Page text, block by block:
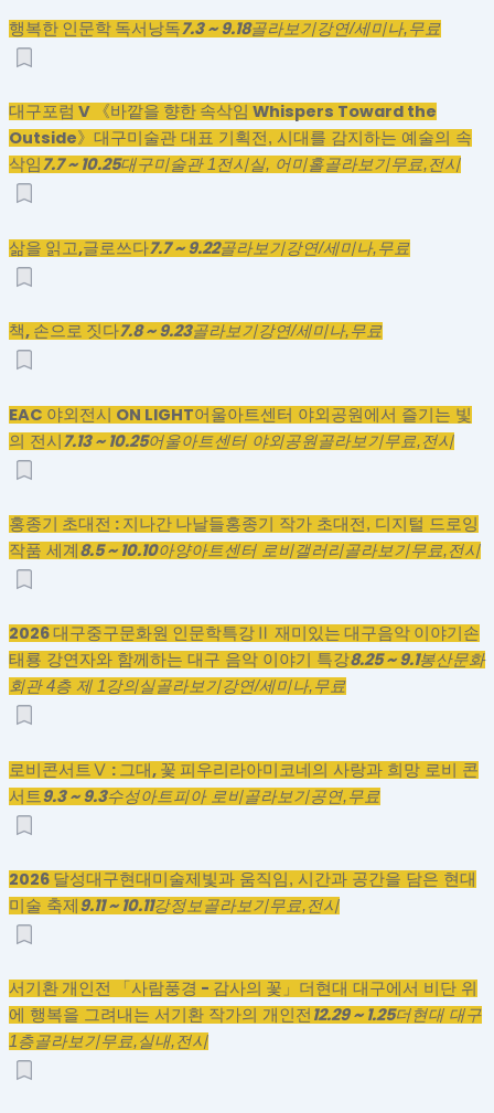
행복한 인문학 독서낭독7.3 ~ 9.18골라보기강연/세미나,무료
대구포럼 V 《바깥을 향한 속삭임 Whispers Toward the
Outside》 대구미술관 대표 기획전, 시대를 감지하는 예술의 속
삭임7.7 ~ 10.25대구미술관 1전시실, 어미홀골라보기무료,전시
삶을 읽고,글로쓰다7.7 ~ 9.22골라보기강연/세미나,무료
책, 손으로 짓다7.8 ~ 9.23골라보기강연/세미나,무료
EAC 야외전시 ON LIGHT어울아트센터 야외공원에서 즐기는 빛
의 전시7.13 ~ 10.25어울아트센터 야외공원골라보기무료,전시
홍종기 초대전 : 지나간 나날들홍종기 작가 초대전, 디지털 드로잉
작품 세계 8.5 ~ 10.10아양아트센터 로비갤러리골라보기무료,전시
2026 대구중구문화원 인문학특강Ⅱ 재미있는 대구음악 이야기손
태룡 강연자와 함께하는 대구 음악 이야기 특강8.25 ~ 9.1봉산문화
회관 4층 제 1강의실골라보기강연/세미나,무료
로비콘서트Ⅴ : 그대, 꽃 피우리라아미코네의 사랑과 희망 로비 콘
서트9.3 ~ 9.3수성아트피아 로비골라보기공연,무료
2026 달성대구현대미술제빛과 움직임, 시간과 공간을 담은 현대
미술 축제 9.11 ~ 10.11강정보골라보기무료,전시
서기환 개인전 「사람풍경 - 감사의 꽃」
더현대 대구에서 비단 위
에 행복을 그려내는 서기환 작가의 개인전 12.29 ~ 1.25더현대 대구
1층골라보기무료,실내,전시